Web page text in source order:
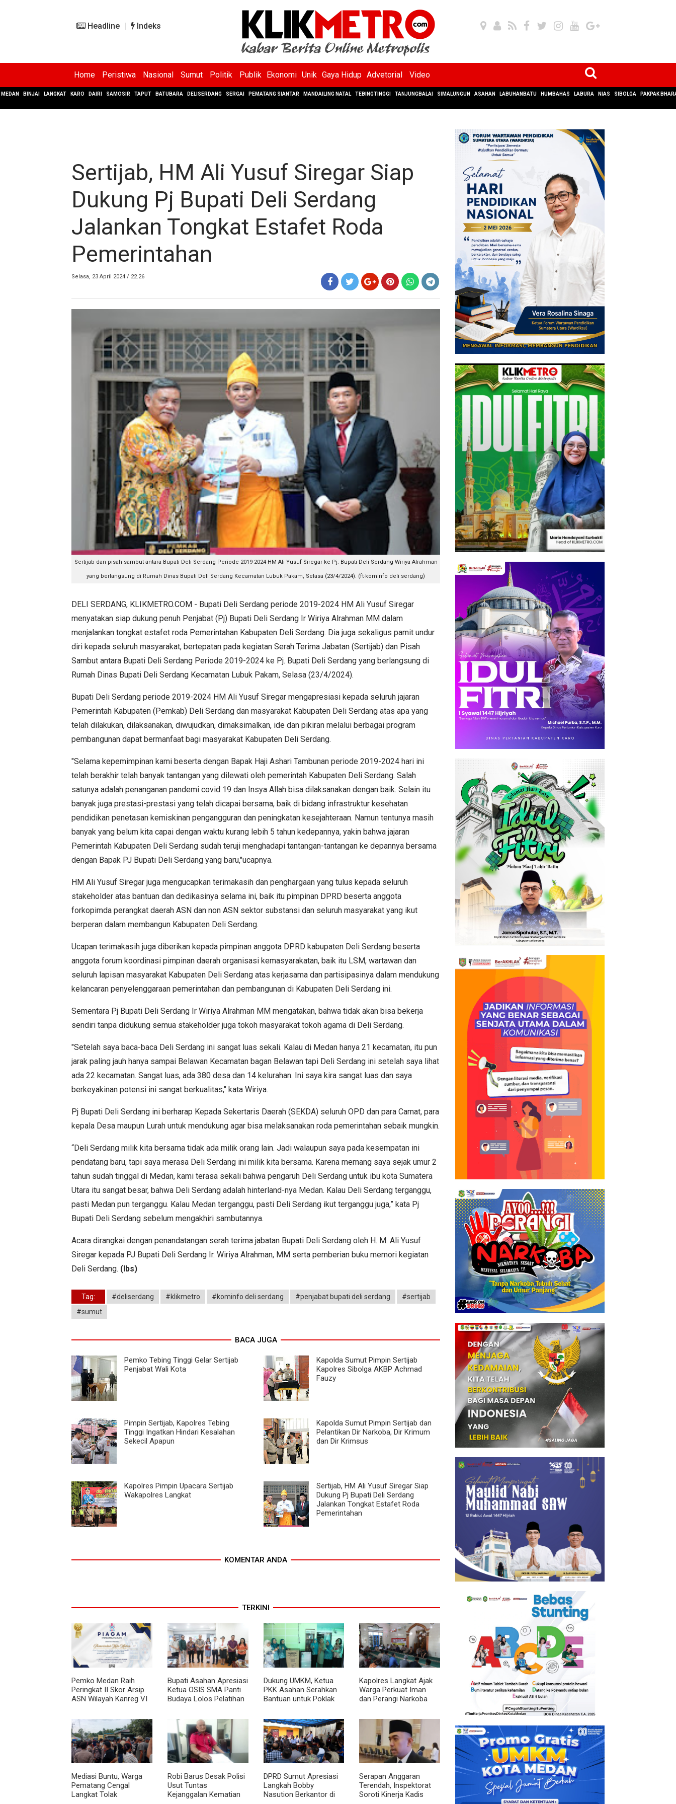
Headline Indeks
Home Peristiwa Nasional Sumut Politik Publik Ekonomi Unik Gaya Hidup Advetorial Video
MEDAN BINJAI LANGKAT KARO DAIRI SAMOSIR TAPUT BATUBARA DELISERDANG SERGAI PEMATANG SIANTAR MANDAILING NATAL TEBINGTINGGI TANJUNGBALAI SIMALUNGUN ASAHAN LABUHANBATU HUMBAHAS LABURA NIAS SIBOLGA PAKPAK
Sertijab, HM Ali Yusuf Siregar Siap
Dukung Pj Bupati Deli Serdang
Jalankan Tongkat Estafet Roda
Pemerintahan
Selasa, 23 April 2024 / 22.26
Sertijab dan pisah sambut antara Bupati Deli Serdang Periode 2019-2024 HM Ali Yusuf Siregar ke Pj. Bupati Deli Serdang Wiriya Alrahman
yang berlangsung di Rumah Dinas Bupati Deli Serdang Kecamatan Lubuk Pakam, Selasa (23/4/2024). (ft-kominfo deli serdang)
DELI SERDANG, KLIKMETRO.COM - Bupati Deli Serdang periode 2019-2024 HM Ali Yusuf Siregar
menyatakan siap dukung penuh Penjabat (Pj) Bupati Deli Serdang Ir Wiriya Alrahman MM dalam
menjalankan tongkat estafet roda Pemerintahan Kabupaten Deli Serdang. Dia juga sekaligus pamit undur
diri kepada seluruh masyarakat, bertepatan pada kegiatan Serah Terima Jabatan (Sertijab) dan Pisah
Sambut antara Bupati Deli Serdang Periode 2019-2024 ke Pj. Bupati Deli Serdang yang berlangsung di
Rumah Dinas Bupati Deli Serdang Kecamatan Lubuk Pakam, Selasa (23/4/2024).
Bupati Deli Serdang periode 2019-2024 HM Ali Yusuf Siregar mengapresiasi kepada seluruh jajaran
Pemerintah Kabupaten (Pemkab) Deli Serdang dan masyarakat Kabupaten Deli Serdang atas apa yang
telah dilakukan, dilaksanakan, diwujudkan, dimaksimalkan, ide dan pikiran melalui berbagai program
pembangunan dapat bermanfaat bagi masyarakat Kabupaten Deli Serdang.
"Selama kepemimpinan kami beserta dengan Bapak Haji Ashari Tambunan periode 2019-2024 hari ini
telah berakhir telah banyak tantangan yang dilewati oleh pemerintah Kabupaten Deli Serdang. Salah
satunya adalah penanganan pandemi covid 19 dan Insya Allah bisa dilaksanakan dengan baik. Selain itu
banyak juga prestasi-prestasi yang telah dicapai bersama, baik di bidang infrastruktur kesehatan
pendidikan penetasan kemiskinan pengangguran dan peningkatan kesejahteraan. Namun tentunya masih
banyak yang belum kita capai dengan waktu kurang lebih 5 tahun kedepannya, yakin bahwa jajaran
Pemerintah Kabupaten Deli Serdang sudah teruji menghadapi tantangan-tantangan ke depannya bersama
dengan Bapak PJ Bupati Deli Serdang yang baru,"ucapnya.
HM Ali Yusuf Siregar juga mengucapkan terimakasih dan penghargaan yang tulus kepada seluruh
stakeholder atas bantuan dan dedikasinya selama ini, baik itu pimpinan DPRD beserta anggota
forkopimda perangkat daerah ASN dan non ASN sektor substansi dan seluruh masyarakat yang ikut
berperan dalam membangun Kabupaten Deli Serdang.
Ucapan terimakasih juga diberikan kepada pimpinan anggota DPRD kabupaten Deli Serdang beserta
anggota forum koordinasi pimpinan daerah organisasi kemasyarakatan, baik itu LSM, wartawan dan
seluruh lapisan masyarakat Kabupaten Deli Serdang atas kerjasama dan partisipasinya dalam mendukung
kelancaran penyelenggaraan pemerintahan dan pembangunan di Kabupaten Deli Serdang ini.
Sementara Pj Bupati Deli Serdang Ir Wiriya Alrahman MM mengatakan, bahwa tidak akan bisa bekerja
sendiri tanpa didukung semua stakeholder juga tokoh masyarakat tokoh agama di Deli Serdang.
"Setelah saya baca-baca Deli Serdang ini sangat luas sekali. Kalau di Medan hanya 21 kecamatan, itu pun
jarak paling jauh hanya sampai Belawan Kecamatan bagan Belawan tapi Deli Serdang ini setelah saya lihat
ada 22 kecamatan. Sangat luas, ada 380 desa dan 14 kelurahan. Ini saya kira sangat luas dan saya
berkeyakinan potensi ini sangat berkualitas," kata Wiriya.
Pj Bupati Deli Serdang ini berharap Kepada Sekertaris Daerah (SEKDA) seluruh OPD dan para Camat, para
kepala Desa maupun Lurah untuk mendukung agar bisa melaksanakan roda pemerintahan sebaik mungkin.
“Deli Serdang milik kita bersama tidak ada milik orang lain. Jadi walaupun saya pada kesempatan ini
pendatang baru, tapi saya merasa Deli Serdang ini milik kita bersama. Karena memang saya sejak umur 2
tahun sudah tinggal di Medan, kami terasa sekali bahwa pengaruh Deli Serdang untuk ibu kota Sumatera
Utara itu sangat besar, bahwa Deli Serdang adalah hinterland-nya Medan. Kalau Deli Serdang terganggu,
pasti Medan pun terganggu. Kalau Medan terganggu, pasti Deli Serdang ikut terganggu juga,” kata Pj
Bupati Deli Serdang sebelum mengakhiri sambutannya.
Acara dirangkai dengan penandatangan serah terima jabatan Bupati Deli Serdang oleh H. M. Ali Yusuf
Siregar kepada PJ Bupati Deli Serdang Ir. Wiriya Alrahman, MM serta pemberian buku memori kegiatan
Deli Serdang. (lbs)
Tag: #deliserdang #klikmetro #kominfo deli serdang #penjabat bupati deli serdang
#sertijab
#sumut
BACA JUGA
Pemko Tebing Tinggi Gelar Sertijab
Penjabat Wali Kota
Kapolda Sumut Pimpin Sertijab
Kapolres Sibolga AKBP Achmad
Fauzy
Pimpin Sertijab, Kapolres Tebing
Tinggi Ingatkan Hindari Kesalahan
Sekecil Apapun
Kapolda Sumut Pimpin Sertijab dan
Pelantikan Dir Narkoba, Dir Krimum
dan Dir Krimsus
Kapolres Pimpin Upacara Sertijab
Wakapolres Langkat
Sertijab, HM Ali Yusuf Siregar Siap
Dukung Pj Bupati Deli Serdang
Jalankan Tongkat Estafet Roda
Pemerintahan
KOMENTAR ANDA
TERKINI
Pemko Medan Raih
Peringkat II Skor Arsip
ASN Wilayah Kanreg VI
Bupati Asahan Apresiasi
Ketua OSIS SMA Panti
Budaya Lolos Pelatihan
Dukung UMKM, Ketua
PKK Asahan Serahkan
Bantuan untuk Poklak
Kapolres Langkat Ajak
Warga Perkuat Iman
dan Perangi Narkoba
Curhat
Mediasi Buntu, Warga
Pematang Cengal
Langkat Tolak
Robi Barus Desak Polisi
Usut Tuntas
Kejanggalan Kematian
DPRD Sumut Apresiasi
Langkah Bobby
Nasution Berkantor di
Serapan Anggaran
Terendah, Inspektorat
Soroti Kinerja Kadis